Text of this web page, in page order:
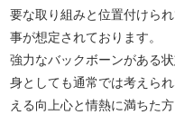
要な取り組みと位置付けら
事が想定されております。
強力なバックボーンがある
身としても通常では考えら
える向上心と情熱に満ちた